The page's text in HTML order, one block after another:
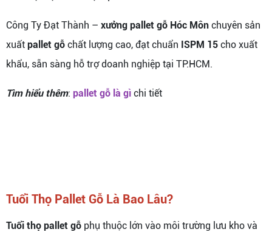
Công Ty Đạt Thành – xưởng pallet gỗ Hóc Môn chuyên sản
xuất pallet gỗ chất lượng cao, đạt chuẩn ISPM 15 cho xuất
khẩu, sẵn sàng hỗ trợ doanh nghiệp tại TP.HCM.
Tìm hiểu thêm: pallet gỗ là gì chi tiết
Tuổi Thọ Pallet Gỗ Là Bao Lâu?
Tuổi thọ pallet gỗ phụ thuộc lớn vào môi trường lưu kho và